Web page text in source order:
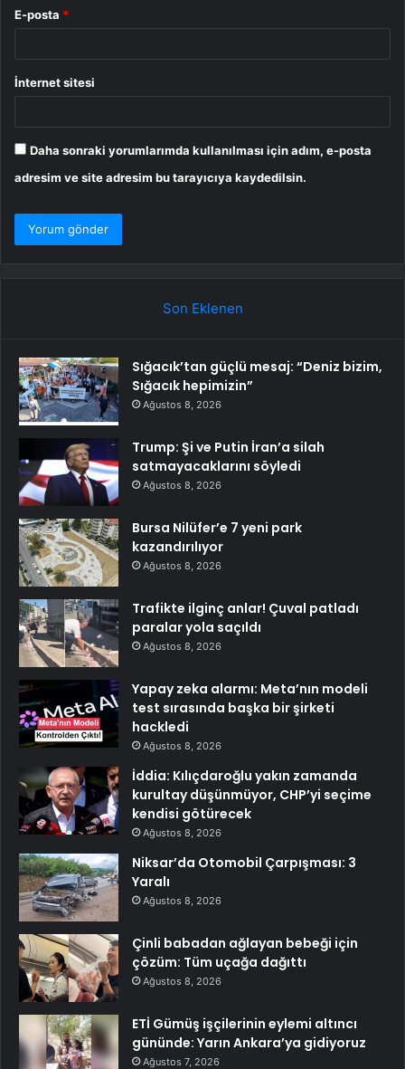
E-posta *
İnternet sitesi
Daha sonraki yorumlarımda kullanılması için adım, e-posta
adresim ve site adresim bu tarayıcıya kaydedilsin.
Son Eklenen
Sığacık’tan güçlü mesaj: “Deniz bizim,
Sığacık hepimizin”
Ağustos 8, 2026
Trump: Şi ve Putin İran’a silah
satmayacaklarını söyledi
Ağustos 8, 2026
Bursa Nilüfer’e 7 yeni park
kazandırılıyor
Ağustos 8, 2026
Trafikte ilginç anlar! Çuval patladı
paralar yola saçıldı
Ağustos 8, 2026
Yapay zeka alarmı: Meta’nın modeli
test sırasında başka bir şirketi
hackledi
Ağustos 8, 2026
İddia: Kılıçdaroğlu yakın zamanda
kurultay düşünmüyor, CHP’yi seçime
kendisi götürecek
Ağustos 8, 2026
Niksar’da Otomobil Çarpışması: 3
Yaralı
Ağustos 8, 2026
Çinli babadan ağlayan bebeği için
çözüm: Tüm uçağa dağıttı
Ağustos 8, 2026
ETİ Gümüş işçilerinin eylemi altıncı
gününde: Yarın Ankara’ya gidiyoruz
Ağustos 7, 2026